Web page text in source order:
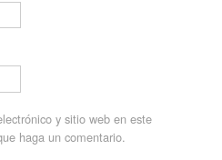
y sitio web en este
haga un comentario.